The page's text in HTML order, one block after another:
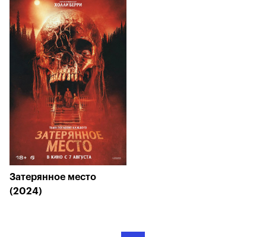
Затерянное место
(2024)